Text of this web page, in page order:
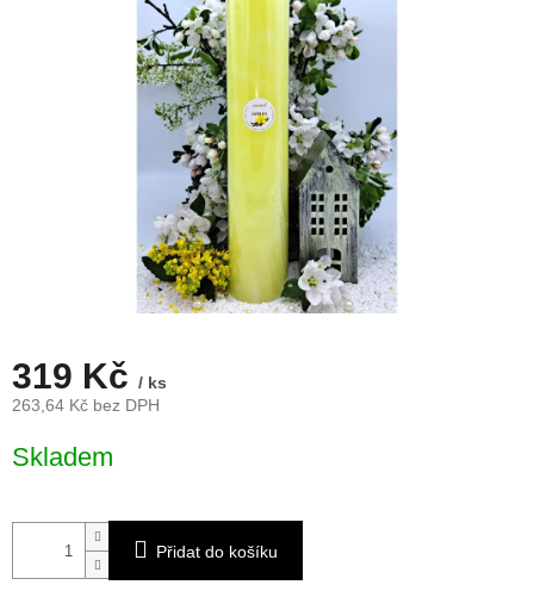
319 Kč / ks
263,64 Kč bez DPH
cena:
Skladem
Přidat do košíku